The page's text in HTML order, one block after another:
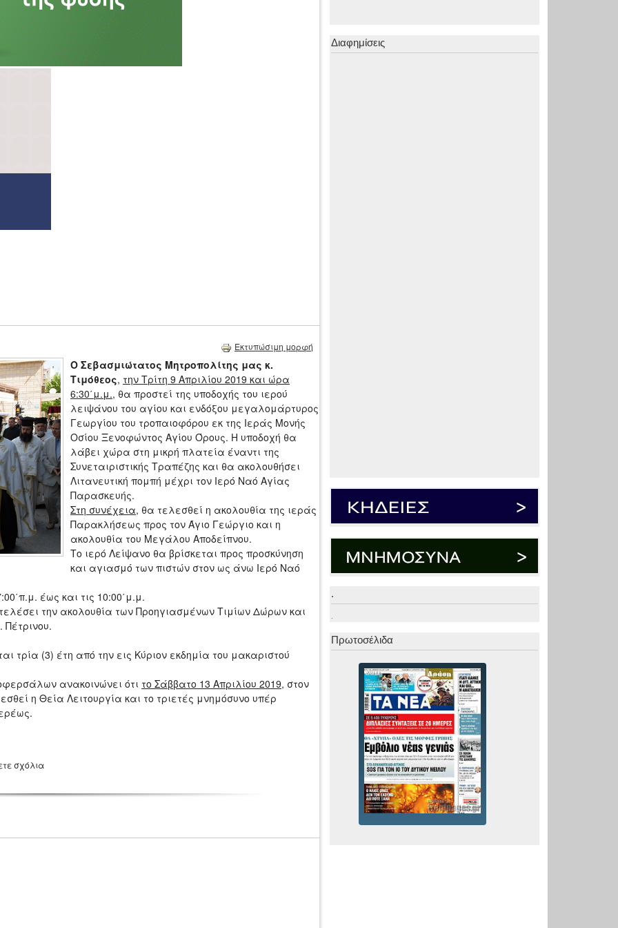
Εκτυπώσιμη μορφή
Ο Σεβασμιώτατος Μητροπολίτης μας κ.
Τιμόθεος, την Τρίτη 9 Απριλίου 2019 και ώρα
6:30΄μ.μ., θα προστεί της υποδοχής του ιερού
λειψάνου του αγίου και ενδόξου μεγαλομάρτυρος
Γεωργίου του τροπαιοφόρου εκ της Ιεράς Μονής
Οσίου Ξενοφώντος Αγίου Όρους. Η υποδοχή θα
λάβει χώρα στη μικρή πλατεία έναντι της
Συνεταιριστικής Τραπέζης και θα ακολουθήσει
Λιτανευτική πομπή μέχρι τον Ιερό Ναό Αγίας
Παρασκευής.
Στη συνέχεια, θα τελεσθεί η ακολουθία της ιεράς
Παρακλήσεως προς τον Άγιο Γεώργιο και η
ακολουθία του Μεγάλου Αποδείπνου.
Το ιερό Λείψανο θα βρίσκεται προς προσκύνηση
και αγιασμό των πιστών στον ως άνω Ιερό Ναό
έως και τις 10:00΄μ.μ.
την ακολουθία των Προηγιασμένων Τιμίων Δώρων και
Πέτρινου.
τρία (3) έτη από την εις Κύριον εκδημία του μακαριστού
ανακοινώνει ότι το Σάββατο 13 Απριλίου 2019, στον
η Θεία Λειτουργία και το τριετές μνημόσυνο υπέρ
σχόλια
Διαφημίσεις
.
.
Πρωτοσέλιδα